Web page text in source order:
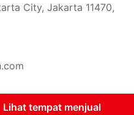
Lihat tempat menjual
City, Jakarta 11470,
- Toko Termurah.